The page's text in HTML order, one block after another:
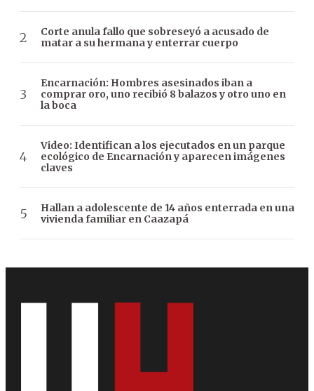
Corte anula fallo que sobreseyó a acusado de
matar a su hermana y enterrar cuerpo
Encarnación: Hombres asesinados iban a
comprar oro, uno recibió 8 balazos y otro uno en
la boca
Video: Identifican a los ejecutados en un parque
ecológico de Encarnación y aparecen imágenes
claves
Hallan a adolescente de 14 años enterrada en una
vivienda familiar en Caazapá